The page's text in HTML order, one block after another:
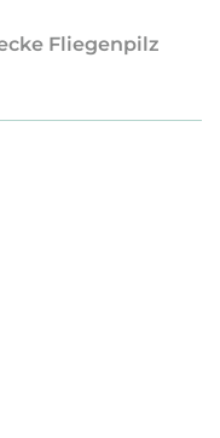
Fliegenpilz